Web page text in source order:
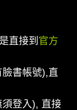
直接到 官方
書帳號),直
登入), 直接